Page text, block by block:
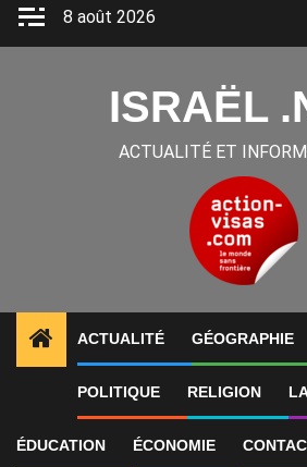
Aller
8 août 2026
ISRAËL
ACTUALITÉ ET
ACTUALITÉ GÉOGRAPHIE
POLITIQUE RELIGION
ÉDUCATION ÉCONOMIE
International
Tourisme en